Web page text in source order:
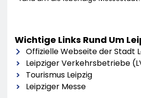
Wichtige Links Rund Um
Offizielle Webseite der Stadt
Leipziger Verkehrsbetriebe
Tourismus Leipzig
Leipziger Messe